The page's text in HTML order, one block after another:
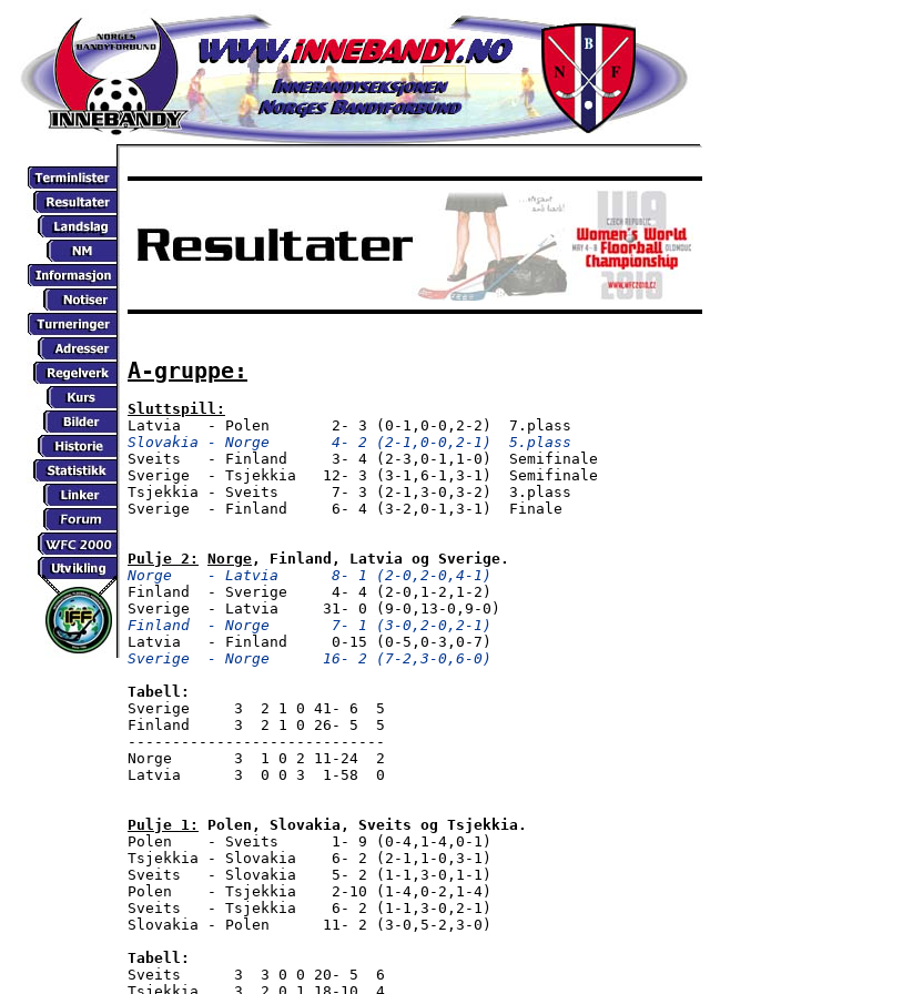
A-gruppe:
Sluttspill:
Slovakia - Norge       4- 2 (2-1,0-0,2-1)  5.plass
Sveits   - Finland     3- 4 (2-3,0-1,1-0)  Semifinale
Sverige  - Tsjekkia   12- 3 (3-1,6-1,3-1)  Semifinale
Tsjekkia - Sveits      7- 3 (2-1,3-0,3-2)  3.plass
Sverige  - Finland     6- 4 (3-2,0-1,3-1)  Finale
Pulje 2: Norge, Finland, Latvia og Sverige.
Norge    - Latvia      8- 1 (2-0,2-0,4-1)
Finland  - Sverige     4- 4 (2-0,1-2,1-2)
Finland  - Norge       7- 1 (3-0,2-0,2-1)
Sverige  - Norge      16- 2 (7-2,3-0,6-0)
Tabell:
Sverige     3  2 1 0 41- 6  5
Finland     3  2 1 0 26- 5  5
-----------------------------
Norge       3  1 0 2 11-24  2
Latvia      3  0 0 3  1-58  0
Pulje 1:
Polen, Slovakia, Sveits og Tsjekkia.
Polen    - Sveits      1- 9 (0-4,1-4,0-1)
Tsjekkia - Slovakia    6- 2 (2-1,1-0,3-1)
Sveits   - Slovakia    5- 2 (1-1,3-0,1-1)
Polen    - Tsjekkia    2-10 (1-4,0-2,1-4)
Sveits   - Tsjekkia    6- 2 (1-1,3-0,2-1)
Slovakia - Polen      11- 2 (3-0,5-2,3-0)
Tabell:
Sveits      3  3 0 0 20- 5  6